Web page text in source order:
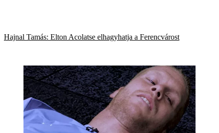
Hajnal Tamás: Elton Acolatse elhagyhatja a Ferencvárost